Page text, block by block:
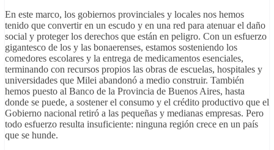
En este marco, los gobiernos provinciales y locales nos hemos
tenido que convertir en un escudo y en una red para atenuar el daño
social y proteger los derechos que están en peligro. Con un esfuerzo
gigantesco de los y las bonaerenses, estamos sosteniendo los
comedores escolares y la entrega de medicamentos esenciales,
terminando con recursos propios las obras de escuelas, hospitales y
universidades que Milei abandonó a medio construir. También
hemos puesto al Banco de la Provincia de Buenos Aires, hasta
donde se puede, a sostener el consumo y el crédito productivo que el
Gobierno nacional retiró a las pequeñas y medianas empresas. Pero
todo esfuerzo resulta insuficiente: ninguna región crece en un país
que se hunde.